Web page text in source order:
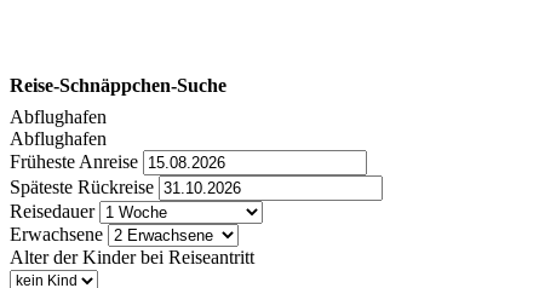
Reise-Schnäppchen-Suche
Abflughafen
Abflughafen
Früheste Anreise
Späteste Rückreise
Reisedauer
Erwachsene
Alter der Kinder bei Reiseantritt